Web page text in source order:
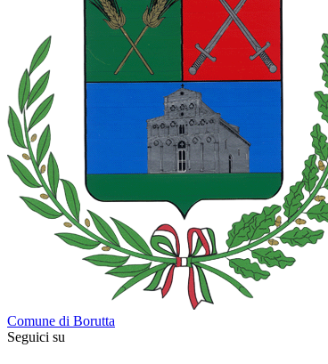
Comune di Borutta
Seguici su